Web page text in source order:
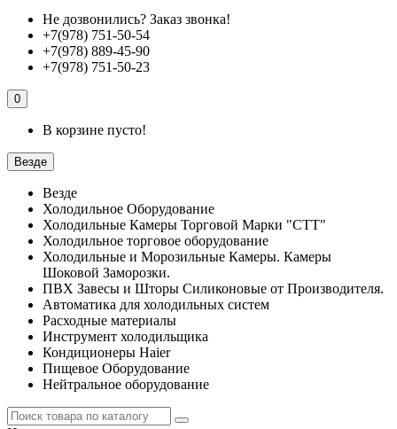
Не дозвонились? Заказ звонка!
+7(978) 751-50-54
+7(978) 889-45-90
+7(978) 751-50-23
0
В корзине пусто!
Везде
Везде
Холодильное Оборудование
Холодильные Камеры Торговой Марки "СТТ"
Холодильное торговое оборудование
Холодильные и Морозильные Камеры. Камеры
Шоковой Заморозки.
ПВХ Завесы и Шторы Силиконовые от Производителя.
Автоматика для холодильных систем
Расходные материалы
Инструмент холодильщика
Кондиционеры Haier
Пищевое Оборудование
Нейтральное оборудование